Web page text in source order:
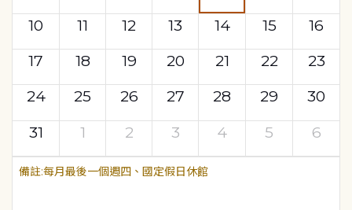
10
11 12 13 14 15
16
17
18 19 20 21 22
23
24
25 26 27 28 29
30
31
1 2 3 4 5 6
每月最後一個週四、國定假日休館